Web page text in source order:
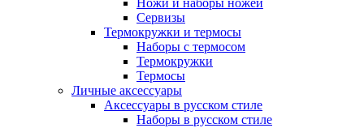
Ножи и наборы ножей
Сервизы
Термокружки и термосы
Наборы с термосом
Термокружки
Термосы
Личные аксессуары
Аксессуары в русском стиле
Наборы в русском стиле